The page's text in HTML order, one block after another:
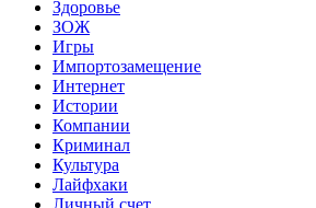
Здоровье
ЗОЖ
Игры
Импортозамещение
Интернет
Истории
Компании
Криминал
Культура
Лайфхаки